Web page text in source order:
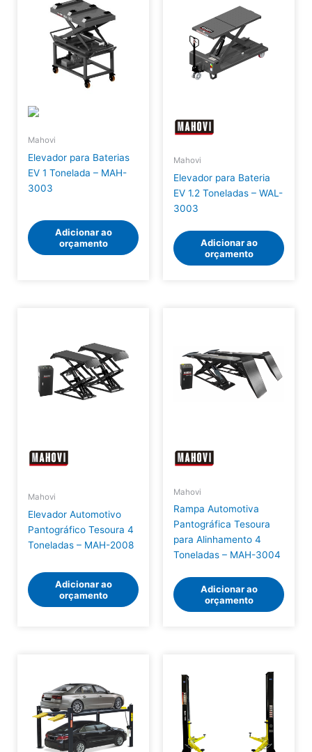
Mahovi
Elevador para Baterias
EV 1 Tonelada – MAH-
3003
Adicionar ao
orçamento
Mahovi
Elevador para Bateria
EV 1.2 Toneladas – WAL-
3003
Adicionar ao
orçamento
Mahovi
Elevador Automotivo
Pantográfico Tesoura 4
Toneladas – MAH-2008
Adicionar ao
orçamento
Mahovi
Rampa Automotiva
Pantográfica Tesoura
para Alinhamento 4
Toneladas – MAH-3004
Adicionar ao
orçamento